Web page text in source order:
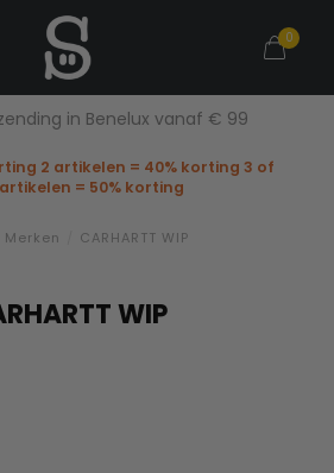
0
retourneren in België
2 artikelen = 40% korting 3 of
= 50% korting
Merken CARHARTT WIP
WIP